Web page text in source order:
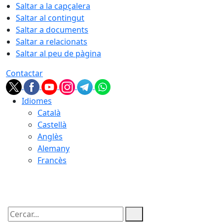
Saltar a la capçalera
Saltar al contingut
Saltar a documents
Saltar a relacionats
Saltar al peu de pàgina
Contactar
Idiomes
Català
Castellà
Anglès
Alemany
Francès